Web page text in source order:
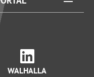
WALHALLA